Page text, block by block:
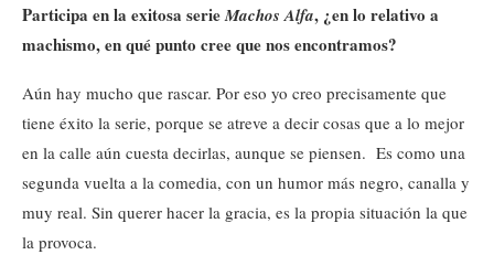
Participa en la exitosa serieMachos Alfa, ¿en lo relativo a
machismo, en qué punto cree que nos encontramos?
Aún hay mucho que rascar. Por eso yo creo precisamente que
tiene éxito la serie, porque se atreve a decir cosas que a lo mejor
en la calle aún cuesta decirlas, aunque se piensen. Es como una
segunda vuelta a la comedia, con un humor más negro, canalla y
muy real. Sin querer hacer la gracia, es la propia situación la que
la provoca.